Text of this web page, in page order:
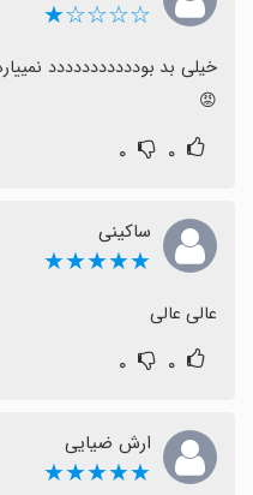
☆☆☆☆★
خیلی بد بوددددددددددد
😡
۰ ۰
ساکینی
★★★★★
عالی عالی
۰ ۰
ارش ضیایی
★★★★★